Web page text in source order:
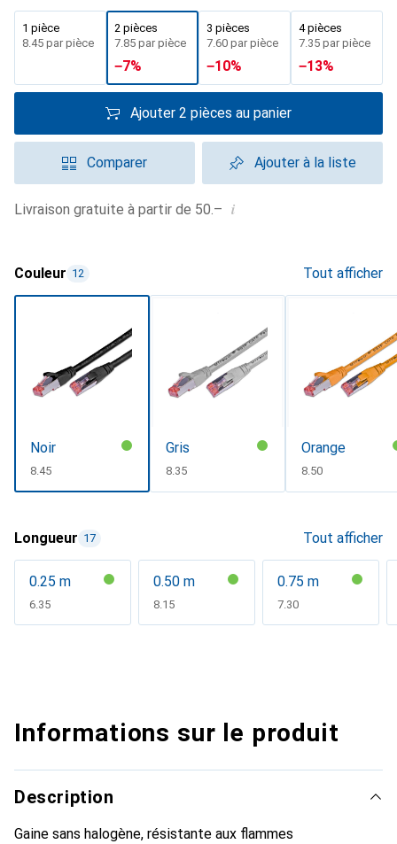
1 pièce
CHF
8.45 par pièce
2 pièces
CHF
7.85 par pièce
−7%
3 pièces
CHF
7.60 par pièce
−10%
4 pièces
CHF
7.35 par pièce
−13%
Ajouter 2 pièces au panier
Comparer Ajouter à la liste
Livraison gratuite à partir de 50.– i
Couleur 12 Tout afficher
Noir
CHF
8.45
Gris
CHF
8.35
Orange
CHF
8.50
Longueur 17 Tout afficher
0.25 m
CHF
6.35
0.50 m
CHF
8.15
0.75 m
CHF
7.30
Informations sur le produit
Description
Gaine sans halogène, résistante aux flammes